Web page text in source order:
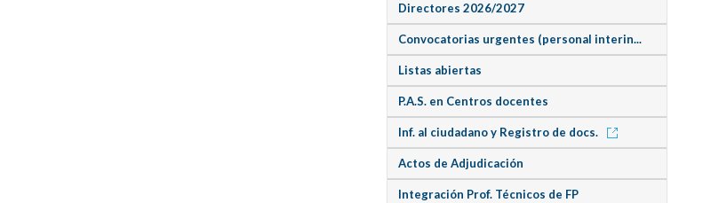
Directores 2026/2027
Convocatorias urgentes (personal interin...
Listas abiertas
P.A.S. en Centros docentes
Inf. al ciudadano y Registro de docs.
Actos de Adjudicación
Integración Prof. Técnicos de FP